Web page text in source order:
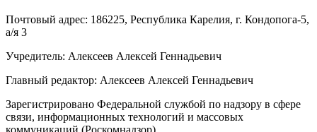
Почтовый адрес: 186225, Республика Карелия, г. Кондопога-5,
а/я 3
Учредитель: Алексеев Алексей Геннадьевич
Главный редактор: Алексеев Алексей Геннадьевич
Зарегистрировано Федеральной службой по надзору в сфере
связи, информационных технологий и массовых